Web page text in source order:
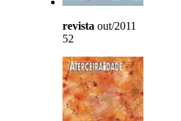
revista out/2011
52